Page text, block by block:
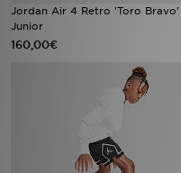
Jordan Air 4 Retro 'Toro Bravo'
Junior
160,00€